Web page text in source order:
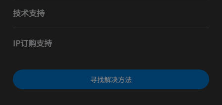
技术支持
IP订购支持
寻找解决方法